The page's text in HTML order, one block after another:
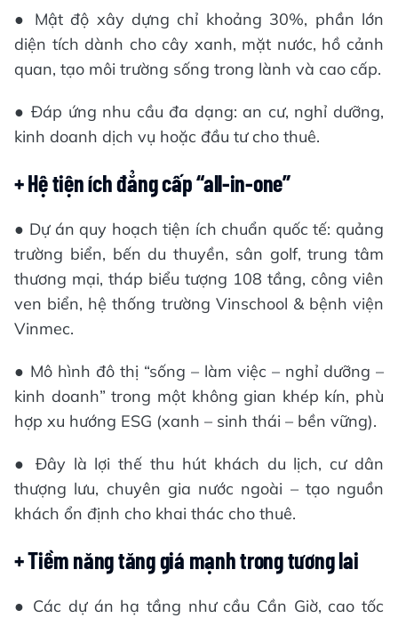
● Mật độ xây dựng chỉ khoảng 30%, phần lớn
diện tích dành cho cây xanh, mặt nước, hồ cảnh
quan, tạo môi trường sống trong lành và cao cấp.
● Đáp ứng nhu cầu đa dạng: an cư, nghỉ dưỡng,
kinh doanh dịch vụ hoặc đầu tư cho thuê.
+ Hệ tiện ích đẳng cấp “all-in-one”
● Dự án quy hoạch tiện ích chuẩn quốc tế: quảng
trường biển, bến du thuyền, sân golf, trung tâm
thương mại, tháp biểu tượng 108 tầng, công viên
ven biển, hệ thống trường Vinschool & bệnh viện
Vinmec.
● Mô hình đô thị “sống – làm việc – nghỉ dưỡng –
kinh doanh” trong một không gian khép kín, phù
hợp xu hướng ESG (xanh – sinh thái – bền vững).
● Đây là lợi thế thu hút khách du lịch, cư dân
thượng lưu, chuyên gia nước ngoài – tạo nguồn
khách ổn định cho khai thác cho thuê.
+ Tiềm năng tăng giá mạnh trong tương lai
● Các dự án hạ tầng như cầu Cần Giờ, cao tốc